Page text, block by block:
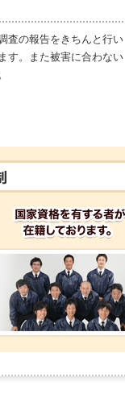
査の報告をきちんと行い
す。また被害に合わない